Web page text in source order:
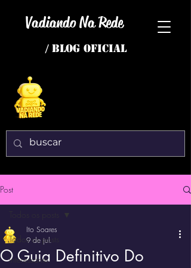
Vadiando Na Rede
/ BLOG OFICIAL
Post
Todos os posts
interessante
O Guia Definitivo Do
Ito Soares
9 de jul.